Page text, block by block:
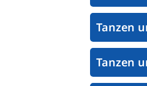
Tanzen
Tanzen